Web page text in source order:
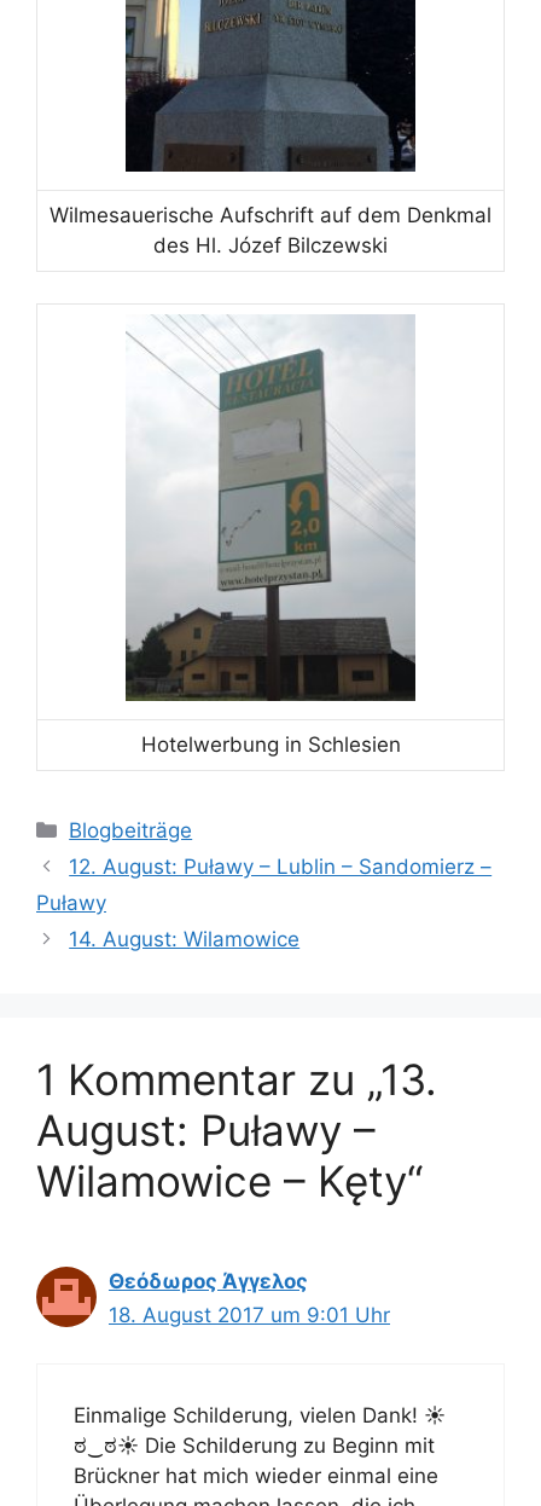
Wilmesauerische Aufschrift auf dem Denkmal
des Hl. Józef Bilczewski
Hotelwerbung in Schlesien
Kategorien
Blogbeiträge
12. August: Puławy – Lublin – Sandomierz –
Puławy
14. August: Wilamowice
1 Kommentar zu „13.
August: Puławy –
Wilamowice – Kęty“
Θεόδωρος Άγγελος
18. August 2017 um 9:01 Uhr
Einmalige Schilderung, vielen Dank! ☀
ಠ‿ಠ☀ Die Schilderung zu Beginn mit
Brückner hat mich wieder einmal eine